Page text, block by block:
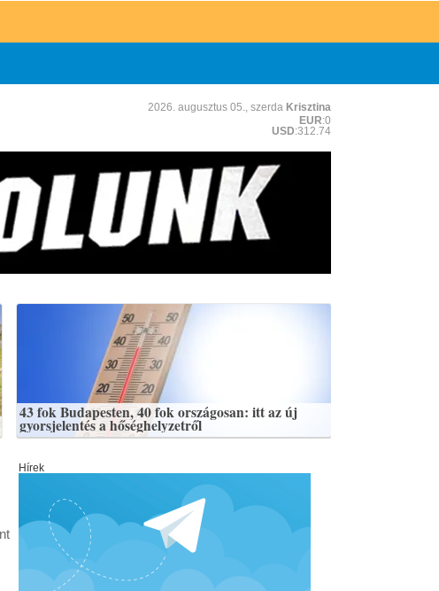
2026. augusztus 05., szerda Krisztina
EUR:0
USD:312.74
43 fok Budapesten, 40 fok országosan: itt az új
gyorsjelentés a hőséghelyzetről
Hírek